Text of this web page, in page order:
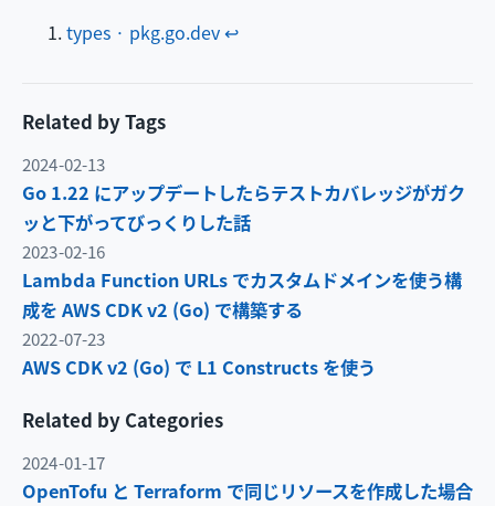
types · pkg.go.dev↩
Related by Tags
2024-02-13
Go 1.22 にアップデートしたらテストカバレッジがガク
ッと下がってびっくりした話
2023-02-16
Lambda Function URLs でカスタムドメインを使う構
成を AWS CDK v2 (Go) で構築する
2022-07-23
AWS CDK v2 (Go) で L1 Constructs を使う
Related by Categories
2024-01-17
OpenTofu と Terraform で同じリソースを作成した場合